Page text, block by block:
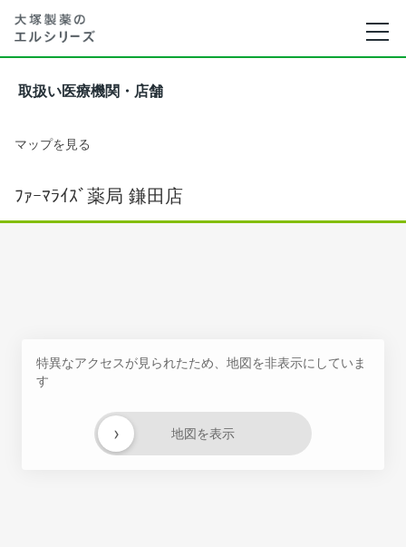
取扱い医療機関・店舗
マップを見る
ﾌｧｰﾏﾗｲｽﾞ薬局 鎌田店
特異なアクセスが見られたため、地図を非表示にしていま
す
地図を表示
›